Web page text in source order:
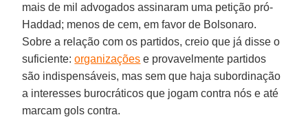
mais de mil advogados assinaram uma petição pró-
Haddad; menos de cem, em favor de Bolsonaro.
Sobre a relação com os partidos, creio que já disse o
suficiente:organizações e provavelmente partidos
são indispensáveis, mas sem que haja subordinação
a interesses burocráticos que jogam contra nós e até
marcam gols contra.